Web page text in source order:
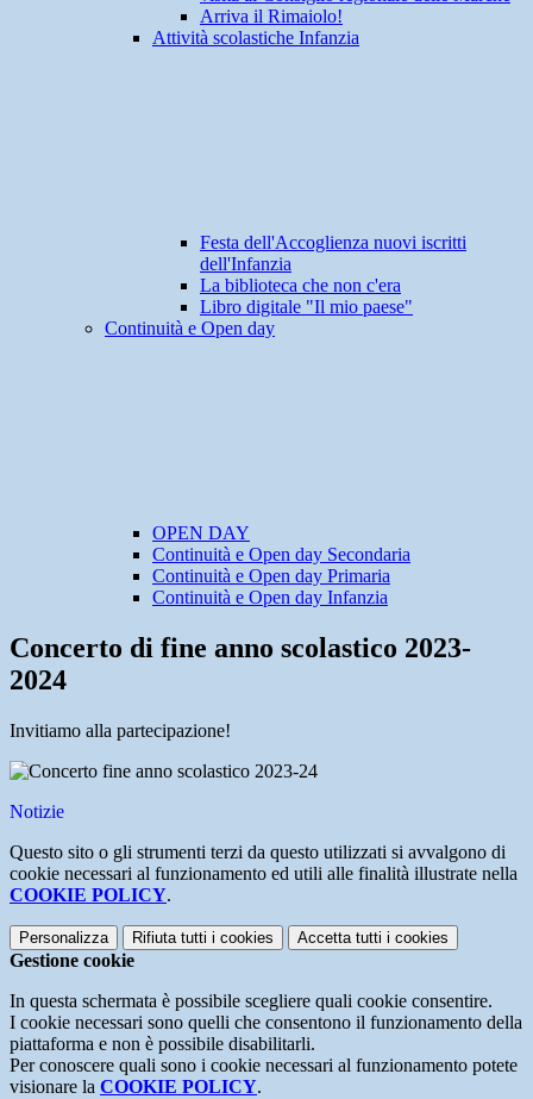
Arriva il Rimaiolo!
Attività scolastiche Infanzia
Festa dell'Accoglienza nuovi iscritti
dell'Infanzia
La biblioteca che non c'era
Libro digitale "Il mio paese"
Continuità e Open day
OPEN DAY
Continuità e Open day Secondaria
Continuità e Open day Primaria
Continuità e Open day Infanzia
Concerto di fine anno scolastico 2023-
2024
Invitiamo alla partecipazione!
Notizie
Questo sito o gli strumenti terzi da questo utilizzati si avvalgono di
cookie necessari al funzionamento ed utili alle finalità illustrate nella
COOKIE POLICY.
Personalizza Rifiuta tutti i cookies Accetta tutti i cookies
Gestione cookie
In questa schermata è possibile scegliere quali cookie consentire.
I cookie necessari sono quelli che consentono il funzionamento della
piattaforma e non è possibile disabilitarli.
Per conoscere quali sono i cookie necessari al funzionamento potete
visionare la COOKIE POLICY.